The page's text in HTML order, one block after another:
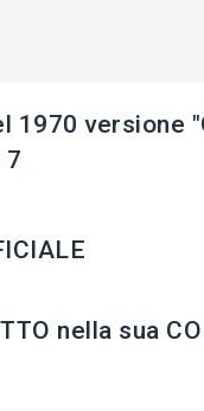
1970 versione
7
nella sua